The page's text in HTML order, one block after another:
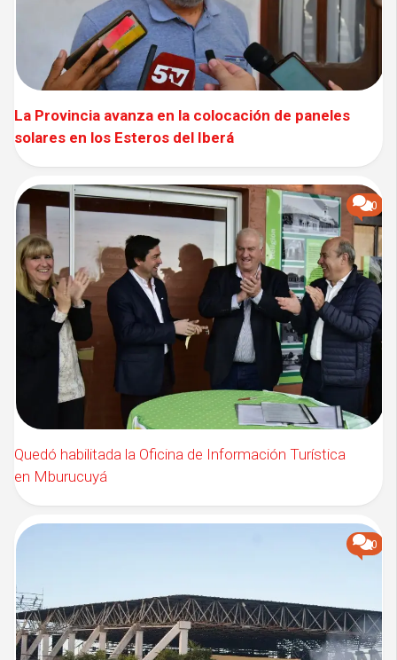
La Provincia avanza en la colocación de paneles
solares en los Esteros del Iberá
0
Quedó habilitada la Oficina de Información Turística
en Mburucuyá
0